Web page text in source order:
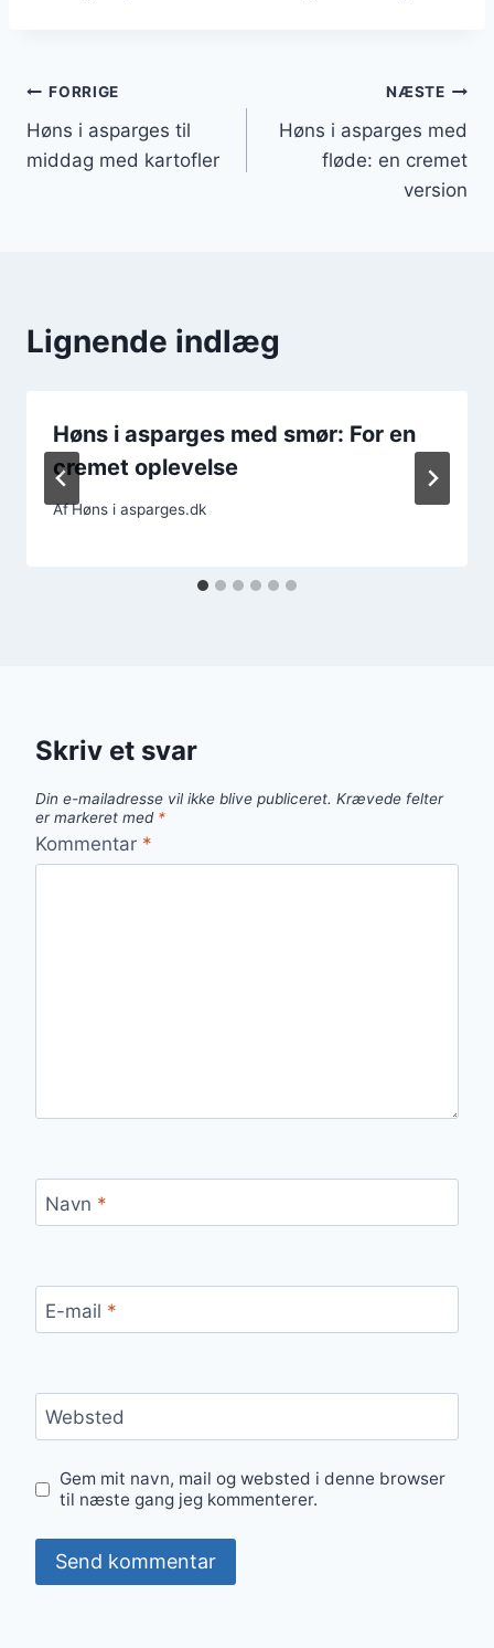
Indlægsnavigation
FORRIGE
Høns i asparges til
middag med kartofler
NÆSTE
Høns i asparges med
fløde: en cremet
version
Lignende indlæg
Høns i asparges med smør: For en
cremet oplevelse
AfHøns i asparges.dk
Skriv et svar
Din e-mailadresse vil ikke blive publiceret. Krævede felter
er markeret med *
Kommentar *
Navn *
E-mail *
Websted
Gem mit navn, mail og websted i denne browser
til næste gang jeg kommenterer.